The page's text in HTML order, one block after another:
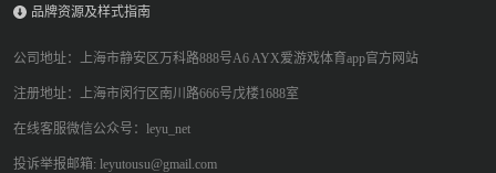
品牌资源及样式指南
公司地址：上海市静安区万科路888号A6 AYX爱游戏体育app官方网站
注册地址：上海市闵行区南川路666号戊楼1688室
在线客服微信公众号：leyu_net
投诉举报邮箱: leyutousu@gmail.com